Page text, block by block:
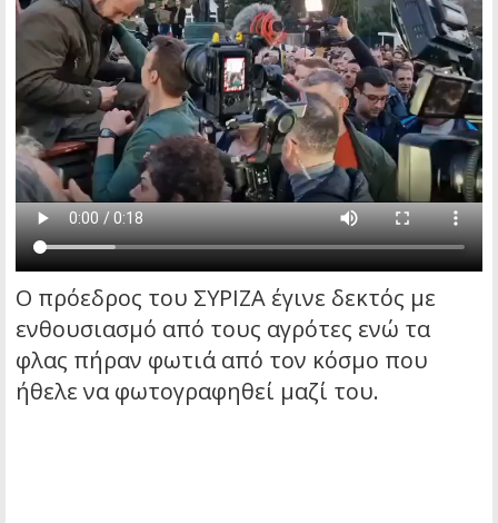
Ο πρόεδρος του ΣΥΡΙΖΑ έγινε δεκτός με
ενθουσιασμό από τους αγρότες ενώ τα
φλας πήραν φωτιά από τον κόσμο που
ήθελε να φωτογραφηθεί μαζί του.